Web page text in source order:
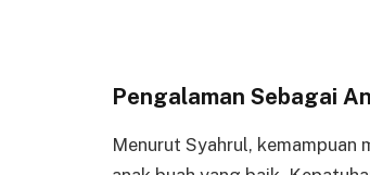
Pengalaman Sebagai
Menurut Syahrul, kemampuan